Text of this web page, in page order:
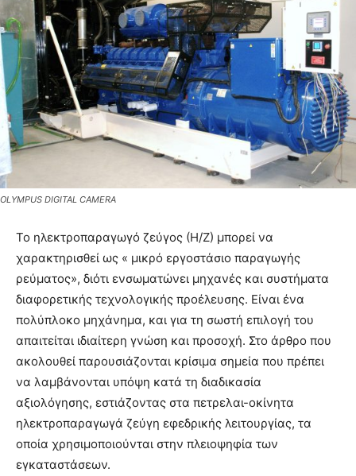
OLYMPUS DIGITAL CAMERA
To ηλεκτροπαραγωγό ζεύγος (Η/Ζ) μπορεί να
χαρακτηρισθεί ως « μικρό εργοστάσιο παραγωγής
ρεύματος», διότι ενσωματώνει μηχανές και συστήματα
διαφορετικής τεχνολογικής προέλευσης. Είναι ένα
πολύπλοκο μηχάνημα, και για τη σωστή επιλογή του
απαιτείται ιδιαίτερη γνώση και προσοχή. Στο άρθρο που
ακολουθεί παρουσιάζονται κρίσιμα σημεία που πρέπει
να λαμβάνονται υπόψη κατά τη διαδικασία
αξιολόγησης, εστιάζοντας στα πετρελαι-οκίνητα
ηλεκτροπαραγωγά ζεύγη εφεδρικής λειτουργίας, τα
οποία χρησιμοποιούνται στην πλειοψηφία των
εγκαταστάσεων.